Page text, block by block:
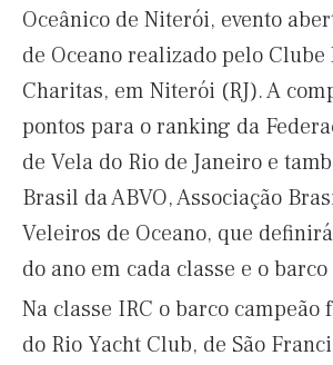
Oceânico de Niterói, evento
de Oceano realizado pelo Clube
Charitas, em Niterói (RJ). A
pontos para o ranking da
de Vela do Rio de Janeiro e
Brasil da ABVO, Associação
Veleiros de Oceano, que
do ano em cada classe e o barco
Na classe IRC o barco campeão
do Rio Yacht Club, de São